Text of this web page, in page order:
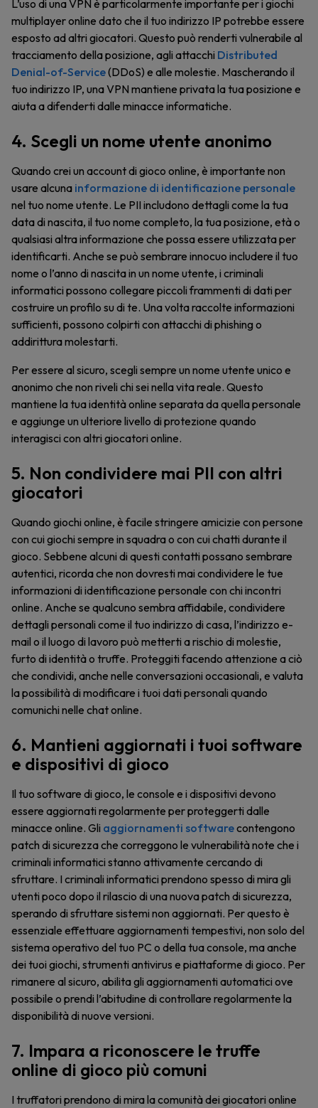
L’uso di una VPN è particolarmente importante per i giochi
multiplayer online dato che il tuo indirizzo IP potrebbe essere
esposto ad altri giocatori. Questo può renderti vulnerabile al
tracciamento della posizione, agli attacchi Distributed
Denial-of-Service(DDoS) e alle molestie. Mascherando il
tuo indirizzo IP, una VPN mantiene privata la tua posizione e
aiuta a difenderti dalle minacce informatiche.
4. Scegli un nome utente anonimo
Quando crei un account di gioco online, è importante non
usare alcuna informazione di identificazione personale
nel tuo nome utente. Le PII includono dettagli come la tua
data di nascita, il tuo nome completo, la tua posizione, età o
qualsiasi altra informazione che possa essere utilizzata per
identificarti. Anche se può sembrare innocuo includere il tuo
nome o l’anno di nascita in un nome utente, i criminali
informatici possono collegare piccoli frammenti di dati per
costruire un profilo su di te. Una volta raccolte informazioni
sufficienti, possono colpirti con attacchi di phishing o
addirittura molestarti.
Per essere al sicuro, scegli sempre un nome utente unico e
anonimo che non riveli chi sei nella vita reale. Questo
mantiene la tua identità online separata da quella personale
e aggiunge un ulteriore livello di protezione quando
interagisci con altri giocatori online.
5. Non condividere mai PII con altri
giocatori
Quando giochi online, è facile stringere amicizie con persone
con cui giochi sempre in squadra o con cui chatti durante il
gioco. Sebbene alcuni di questi contatti possano sembrare
autentici, ricorda che non dovresti mai condividere le tue
informazioni di identificazione personale con chi incontri
online. Anche se qualcuno sembra affidabile, condividere
dettagli personali come il tuo indirizzo di casa, l’indirizzo e-
mail o il luogo di lavoro può metterti a rischio di molestie,
furto di identità o truffe. Proteggiti facendo attenzione a ciò
che condividi, anche nelle conversazioni occasionali, e valuta
la possibilità di modificare i tuoi dati personali quando
comunichi nelle chat online.
6. Mantieni aggiornati i tuoi software
e dispositivi di gioco
Il tuo software di gioco, le console e i dispositivi devono
essere aggiornati regolarmente per proteggerti dalle
minacce online. Gli aggiornamenti softwarecontengono
patch di sicurezza che correggono le vulnerabilità note che i
criminali informatici stanno attivamente cercando di
sfruttare. I criminali informatici prendono spesso di mira gli
utenti poco dopo il rilascio di una nuova patch di sicurezza,
sperando di sfruttare sistemi non aggiornati. Per questo è
essenziale effettuare aggiornamenti tempestivi, non solo del
sistema operativo del tuo PC o della tua console, ma anche
dei tuoi giochi, strumenti antivirus e piattaforme di gioco. Per
rimanere al sicuro, abilita gli aggiornamenti automatici ove
possibile o prendi l’abitudine di controllare regolarmente la
disponibilità di nuove versioni.
7. Impara a riconoscere le truffe
online di gioco più comuni
I truffatori prendono di mira la comunità dei giocatori online